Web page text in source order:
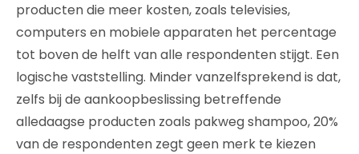
producten die meer kosten, zoals televisies,
computers en mobiele apparaten het percentage
tot boven de helft van alle respondenten stijgt. Een
logische vaststelling. Minder vanzelfsprekend is dat,
zelfs bij de aankoopbeslissing betreffende
alledaagse producten zoals pakweg shampoo, 20%
van de respondenten zegt geen merk te kiezen